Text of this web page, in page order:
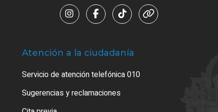
Atención a la ciudadanía
Servicio de atención telefónica 010
Sugerencias y reclamaciones